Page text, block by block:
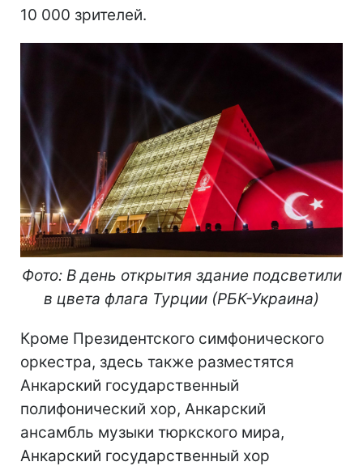
10 000 зрителей.
Фото: В день открытия здание подсветили
в цвета флага Турции (РБК-Украина)
Кроме Президентского симфонического
оркестра, здесь также разместятся
Анкарский государственный
полифонический хор, Анкарский
ансамбль музыки тюркского мира,
Анкарский государственный хор